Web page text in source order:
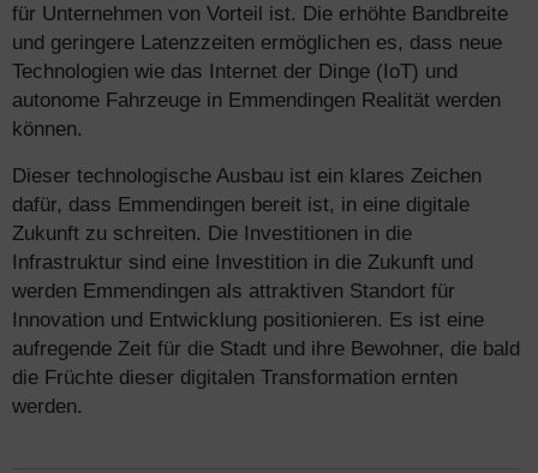
für Unternehmen von Vorteil ist. Die erhöhte Bandbreite
und geringere Latenzzeiten ermöglichen es, dass neue
Technologien wie das Internet der Dinge (IoT) und
autonome Fahrzeuge in Emmendingen Realität werden
können.
Dieser technologische Ausbau ist ein klares Zeichen
dafür, dass Emmendingen bereit ist, in eine digitale
Zukunft zu schreiten. Die Investitionen in die
Infrastruktur sind eine Investition in die Zukunft und
werden Emmendingen als attraktiven Standort für
Innovation und Entwicklung positionieren. Es ist eine
aufregende Zeit für die Stadt und ihre Bewohner, die bald
die Früchte dieser digitalen Transformation ernten
werden.